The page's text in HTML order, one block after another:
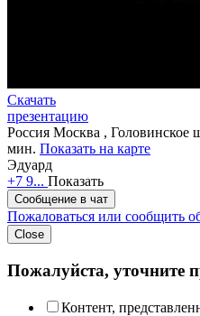
Скачать
презентацию
Россия Москва , Головинское
мин. Показать на карте
Эдуард
+7 9... Показать
Сообщение в чат
Пожаловаться или сообщить
Close
Пожалуйста, уточните
Контент,